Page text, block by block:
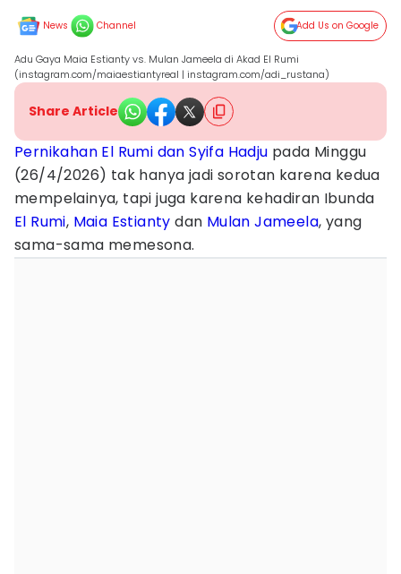
News Channel Add Us on Google
Adu Gaya Maia Estianty vs. Mulan Jameela di Akad El Rumi
(instagram.com/maiaestiantyreal | instagram.com/adi_rustana)
Share Article
Pernikahan El Rumi dan Syifa Hadju pada Minggu
(26/4/2026) tak hanya jadi sorotan karena kedua
mempelainya, tapi juga karena kehadiran Ibunda
El Rumi, Maia Estianty dan Mulan Jameela, yang
sama-sama memesona.